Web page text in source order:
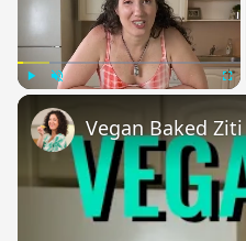
Vegan Baked